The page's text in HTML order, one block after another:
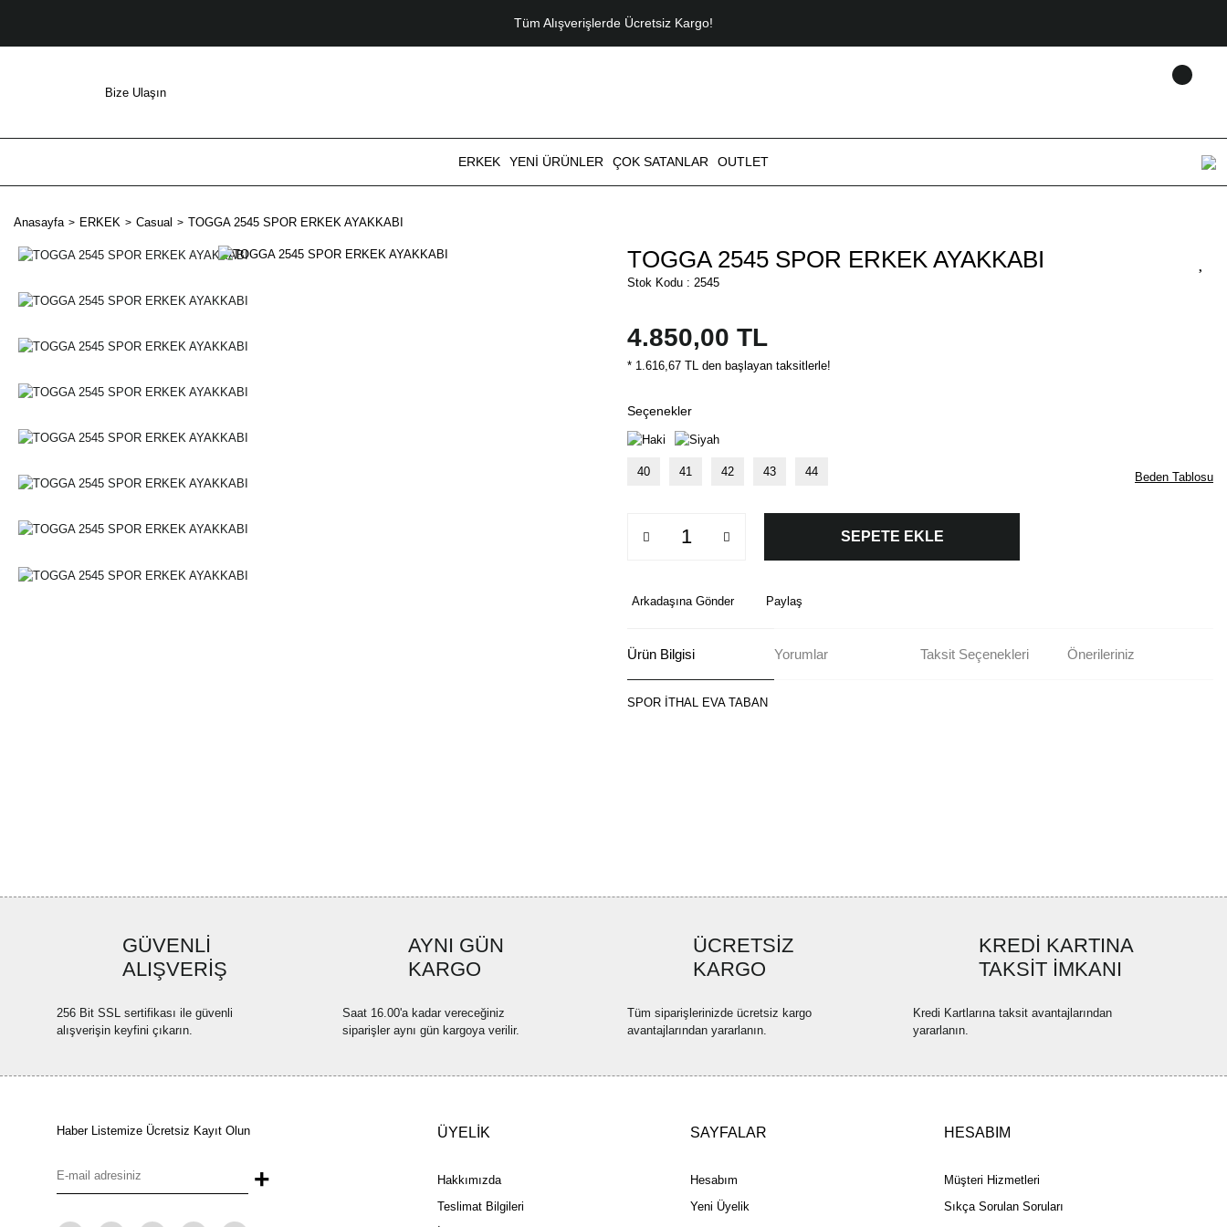
Tüm Alışverişlerde Ücretsiz Kargo!
Bize Ulaşın
ERKEK YENİ ÜRÜNLER ÇOK SATANLAR OUTLET
Anasayfa ERKEK Casual TOGGA 2545 SPOR ERKEK AYAKKABI
TOGGA 2545 SPOR ERKEK AYAKKABI
Stok Kodu : 2545
4.850,00 TL
* 1.616,67 TL den başlayan taksitlerle!
Seçenekler
40 41 42 43 44 Beden Tablosu
SEPETE EKLE
Arkadaşına Gönder Paylaş
Ürün Bilgisi Yorumlar Taksit Seçenekleri Önerileriniz
SPOR İTHAL EVA TABAN
Bu ürüne benzer farklı alternatifler olmalı.
GÜVENLİ
ALIŞVERİŞ
256 Bit SSL sertifikası ile güvenli
alışverişin keyfini çıkarın.
AYNI GÜN
KARGO
Saat 16.00'a kadar vereceğiniz
siparişler aynı gün kargoya verilir.
ÜCRETSİZ
KARGO
Tüm siparişlerinizde ücretsiz kargo
avantajlarından yararlanın.
KREDİ KARTINA
TAKSİT İMKANI
Kredi Kartlarına taksit avantajlarından
yararlanın.
Haber Listemize Ücretsiz Kayıt Olun
+
ÜYELİK
Hakkımızda
Teslimat Bilgileri
SAYFALAR
Hesabım
Yeni Üyelik
HESABIM
Müşteri Hizmetleri
Sıkça Sorulan Soruları